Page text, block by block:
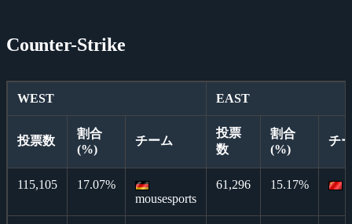
Counter-Strike
WEST EAST
投票数
割合
(%)
チーム
投票
数
割合
(%)
チ
115,105
17.07%
mousesports
61,296 15.17%